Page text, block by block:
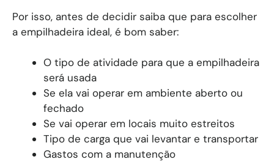
Por isso, antes de decidir saiba que para escolher
a empilhadeira ideal, é bom saber:
O tipo de atividade para que a empilhadeira
será usada
Se ela vai operar em ambiente aberto ou
fechado
Se vai operar em locais muito estreitos
Tipo de carga que vai levantar e transportar
Gastos com a manutenção